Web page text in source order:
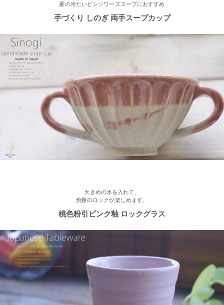
≪おすすめ≫春の陽気 かわいい桜のお茶碗♪
2023/2/21
≪おすすめ≫お世話になったあの人に…感謝を伝えるおすすめギ
フト♪
2023/2/16
≪新着商品≫ ほんわかかわいい♡椿の器、入荷しました♪
2023/2/13
≪新着商品≫ あったか手作りご飯茶碗・湯飲み、入荷しました♪
2023/1/16
≪おすすめ≫ お好み具材の恵方巻♪大きいお皿を囲んで手作りを
楽しみませんか？
夏の冷たいビシソワーズスープにおすすめ
手づくり しのぎ 両手スープカップ
大きめの氷を入れて、
焼酎のロックが楽しめます。
桃色粉引ピンク釉 ロックグラス